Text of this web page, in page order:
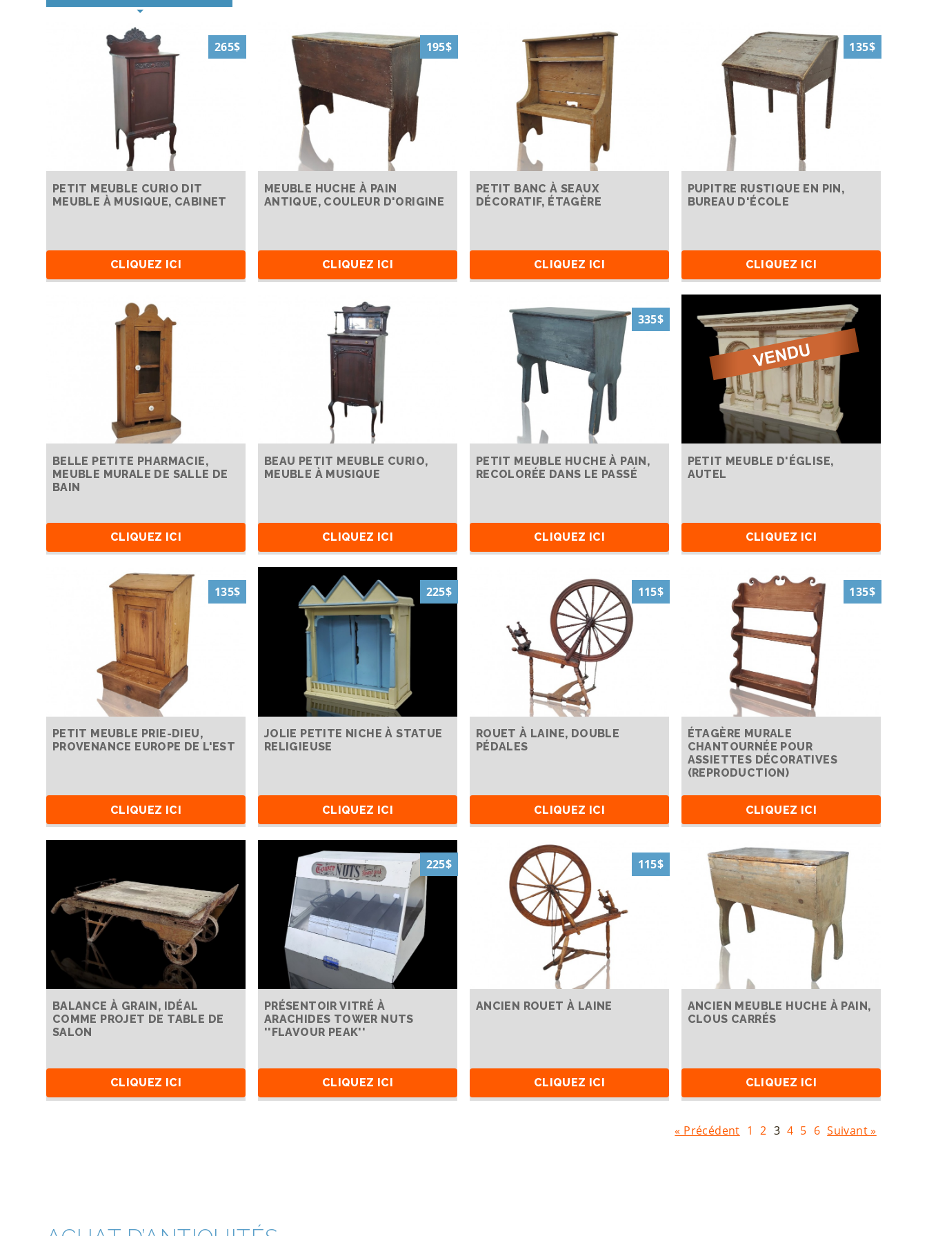
265$
PETIT MEUBLE CURIO DIT
MEUBLE À MUSIQUE, CABINET
CLIQUEZ ICI
195$
MEUBLE HUCHE À PAIN
ANTIQUE, COULEUR D'ORIGINE
CLIQUEZ ICI
PETIT BANC À SEAUX
DÉCORATIF, ÉTAGÈRE
CLIQUEZ ICI
135$
PUPITRE RUSTIQUE EN PIN,
BUREAU D'ÉCOLE
CLIQUEZ ICI
BELLE PETITE PHARMACIE,
MEUBLE MURALE DE SALLE DE
BAIN
CLIQUEZ ICI
BEAU PETIT MEUBLE CURIO,
MEUBLE À MUSIQUE
CLIQUEZ ICI
335$
PETIT MEUBLE HUCHE À PAIN,
RECOLORÉE DANS LE PASSÉ
CLIQUEZ ICI
PETIT MEUBLE D'ÉGLISE,
AUTEL
CLIQUEZ ICI
135$
PETIT MEUBLE PRIE-DIEU,
PROVENANCE EUROPE DE L'EST
CLIQUEZ ICI
225$
JOLIE PETITE NICHE À STATUE
RELIGIEUSE
CLIQUEZ ICI
115$
ROUET À LAINE, DOUBLE
PÉDALES
CLIQUEZ ICI
135$
ÉTAGÈRE MURALE
CHANTOURNÉE POUR
ASSIETTES DÉCORATIVES
(REPRODUCTION)
CLIQUEZ ICI
BALANCE À GRAIN, IDÉAL
COMME PROJET DE TABLE DE
SALON
CLIQUEZ ICI
225$
PRÉSENTOIR VITRÉ À
ARACHIDES TOWER NUTS
''FLAVOUR PEAK''
CLIQUEZ ICI
115$
ANCIEN ROUET À LAINE
CLIQUEZ ICI
ANCIEN MEUBLE HUCHE À PAIN,
CLOUS CARRÉS
CLIQUEZ ICI
« Précédent 1 2 3 4 5 6 Suivant »